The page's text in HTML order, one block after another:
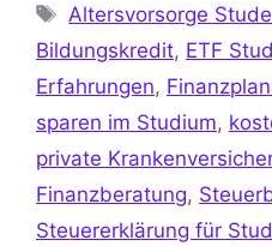
Altersvorsorge
Bildungskredit, ETF
Erfahrungen,
sparen im Studium,
private
Finanzberatung,
Steuererklärung für